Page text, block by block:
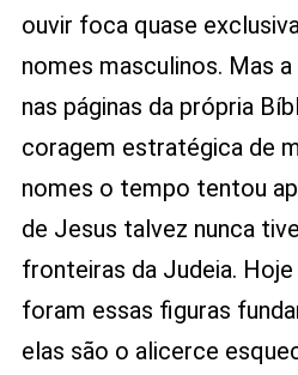
ouvir foca quase
nomes masculinos. Mas
nas páginas da própria
coragem estratégica de
nomes o tempo tentou
de Jesus talvez nunca
fronteiras da Judeia.
foram essas figuras
elas são o alicerce